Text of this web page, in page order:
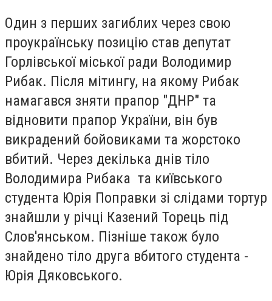
Один з перших загиблих через свою
проукраїнську позицію став депутат
Горлівської міської ради Володимир
Рибак. Після мітингу, на якому Рибак
намагався зняти прапор "ДНР" та
відновити прапор України, він був
викрадений бойовиками та жорстоко
вбитий. Через декілька днів тіло
Володимира Рибака та київського
студента Юрія Поправки зі слідами тортур
знайшли у річці Казений Торець під
Слов'янськом. Пізніше також було
знайдено тіло друга вбитого студента -
Юрія Дяковського.